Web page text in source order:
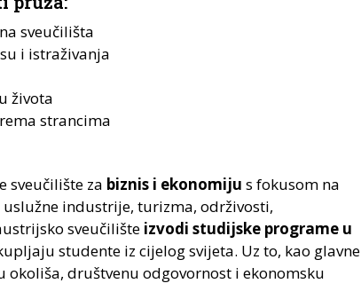
sveučilišta
i istraživanja
života
strancima
sveučilište za biznis i ekonomiju s fokusom na
industrije, turizma, održivosti,
sveučilište izvodi studijske programe u
studente iz cijelog svijeta. Uz to, kao glavne
društvenu odgovornost i ekonomsku